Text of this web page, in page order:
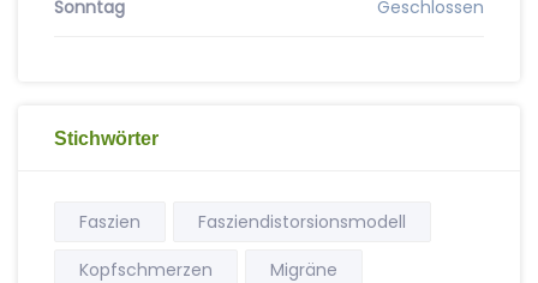
Sonntag Geschlossen
Stichwörter
Faszien
Fasziendistorsionsmodell
Kopfschmerzen
Migräne